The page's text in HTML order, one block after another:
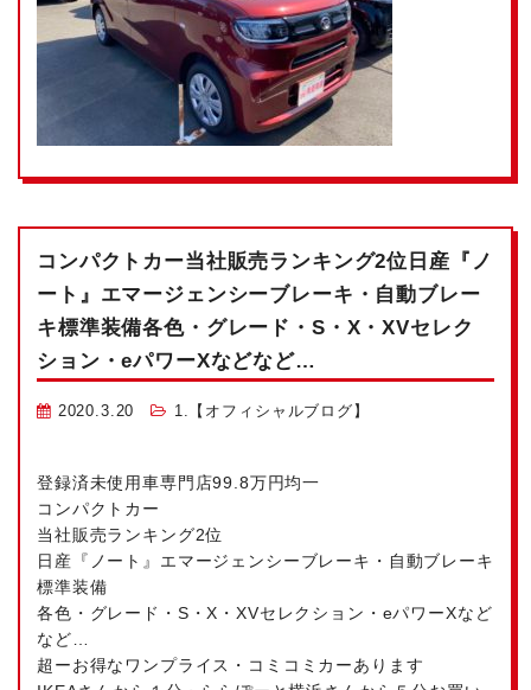
コンパクトカー当社販売ランキング2位 日産『ノ
ート』エマージェンシーブレーキ・自動ブレー
キ標準装備各色・グレード・S・X・XVセレク
ション・eパワーXなどなど…
2020.3.20 1.【オフィシャルブログ】
登録済未使用車専門店99.8万円均一
コンパクトカー
当社販売ランキング2位
日産『ノート』エマージェンシーブレーキ・自動ブレーキ
標準装備
各色・グレード・S・X・XVセレクション・eパワーXなど
など…
超ーお得なワンプライス・コミコミカーあります